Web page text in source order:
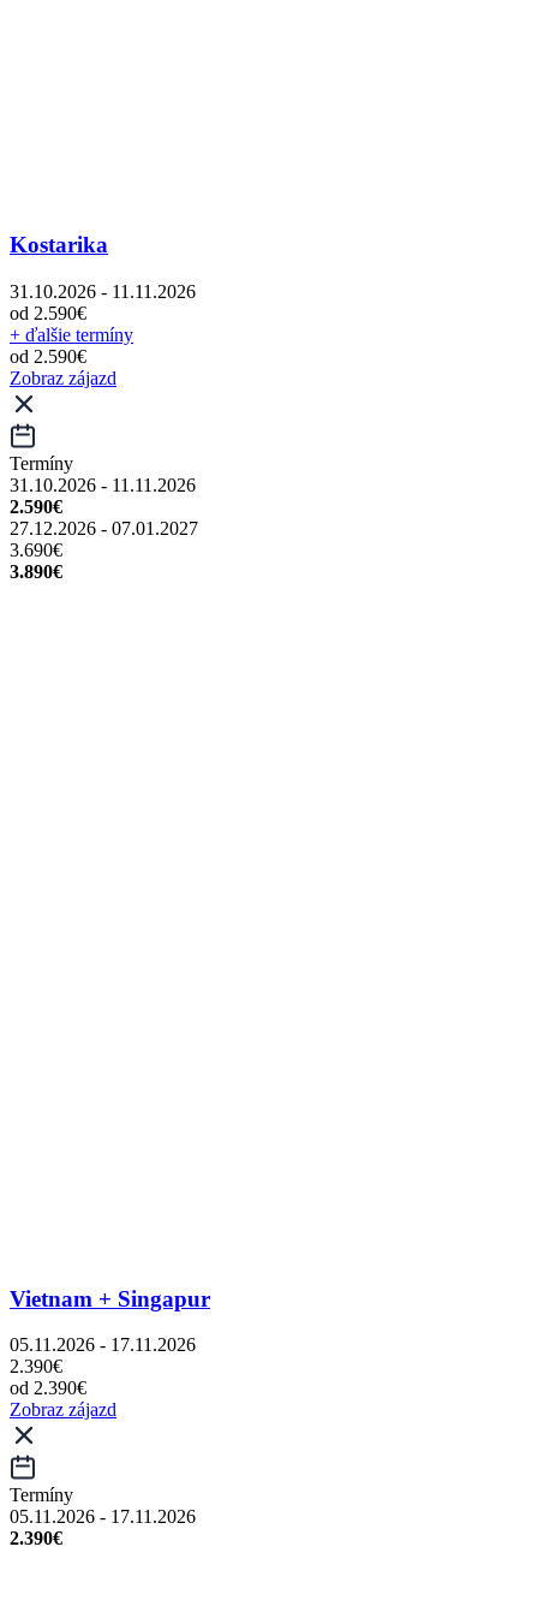
Kostarika
31.10.2026 - 11.11.2026
od 2.590€
+ ďalšie termíny
od 2.590€
Zobraz zájazd
Termíny
31.10.2026 - 11.11.2026
2.590€
27.12.2026 - 07.01.2027
3.690€
3.890€
Vietnam + Singapur
05.11.2026 - 17.11.2026
2.390€
od 2.390€
Zobraz zájazd
Termíny
05.11.2026 - 17.11.2026
2.390€